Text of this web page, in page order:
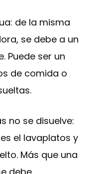
de la misma
se debe a un
Puede ser un
de comida o
no se disuelve:
el lavaplatos y
Más que una